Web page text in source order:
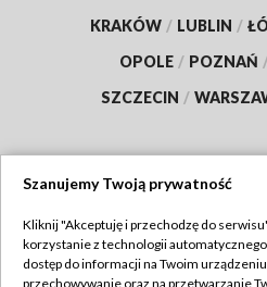
KRAKÓW / LUBLIN /
OPOLE / POZNAŃ
SZCZECIN /
TVP
Szanujemy Twoją prywatność
Kliknij "Akceptuję i przechodzę do
korzystanie z technologii
dostęp do informacji na Twoim
przechowywanie oraz na przetwarzanie